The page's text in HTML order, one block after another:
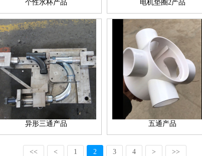
个性水杯产品 电机垫圈2产品
异形三通产品 五通产品
<< < 1 2 3 4 > >>